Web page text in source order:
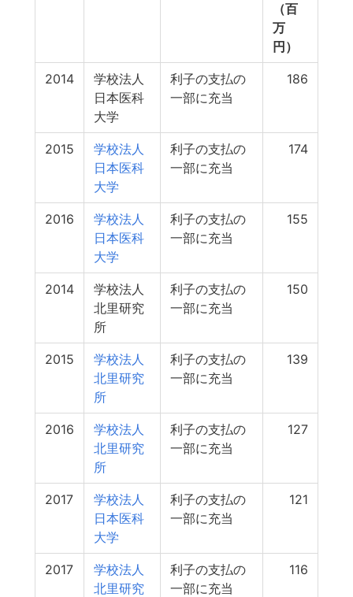
（百
万
円）
2014
学校法人
日本医科
大学
利子の支払の
一部に充当
186
2015
学校法人
日本医科
大学
利子の支払の
一部に充当
174
2016
学校法人
日本医科
大学
利子の支払の
一部に充当
155
2014
学校法人
北里研究
所
利子の支払の
一部に充当
150
2015
学校法人
北里研究
所
利子の支払の
一部に充当
139
2016
学校法人
北里研究
所
利子の支払の
一部に充当
127
2017
学校法人
日本医科
大学
利子の支払の
一部に充当
121
2017
学校法人
北里研究
利子の支払の
一部に充当
116